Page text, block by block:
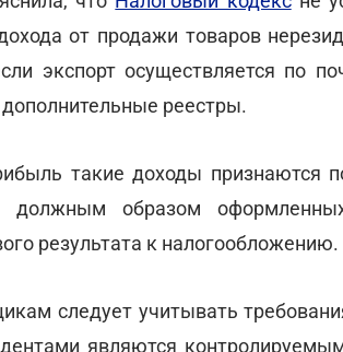
от продажи товаров
экспорт осуществляется по
реестры.
такие доходы признаются
должным образом
результата к налогообложению.
следует учитывать
являются